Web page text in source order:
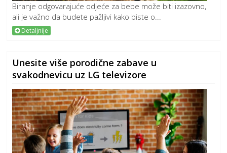
Biranje odgovarajuće odjeće za bebe može biti izazovno,
ali je važno da budete pažljivi kako biste o...
Detaljnije
Unesite više porodične zabave u
svakodnevicu uz LG televizore